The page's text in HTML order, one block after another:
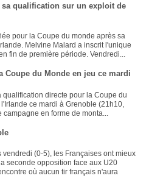
sa qualification sur un exploit de
pour la Coupe du monde après sa
Melvine Malard a inscrit l'unique
fin de première période. Vendredi...
Coupe du Monde en jeu ce mardi
qualification directe pour la Coupe du
ce mardi à Grenoble (21h10,
en forme de monta...
vendredi (0-5), les Françaises ont mieux
seconde opposition face aux U20
où aucun tir français n'aura